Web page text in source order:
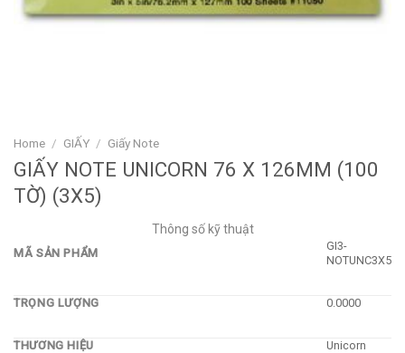
Home / GIẤY / Giấy Note
GIẤY NOTE UNICORN 76 X 126MM (100
TỜ) (3X5)
Thông số kỹ thuật
MÃ SẢN PHẨM
GI3-
NOTUNC3X5
TRỌNG LƯỢNG 0.0000
THƯƠNG HIỆU Unicorn